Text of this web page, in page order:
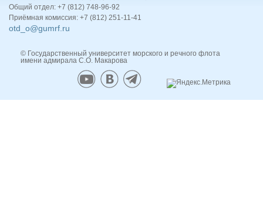
Общий отдел: +7 (812) 748-96-92
Приёмная комиссия: +7 (812) 251-11-41
otd_o@gumrf.ru
© Государственный университет морского и речного флота
имени адмирала С.О. Макарова